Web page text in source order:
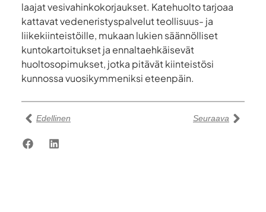
laajat vesivahinkokorjaukset. Katehuolto tarjoaa
kattavat vedeneristyspalvelut teollisuus- ja
liikekiinteistöille, mukaan lukien säännölliset
kuntokartoitukset ja ennaltaehkäisevät
huoltosopimukset, jotka pitävät kiinteistösi
kunnossa vuosikymmeniksi eteenpäin.
Edellinen Seuraava